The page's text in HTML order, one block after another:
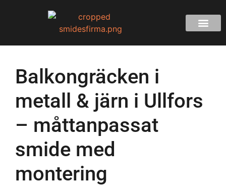
Balkongräcken i
metall & järn i Ullfors
– måttanpassat
smide med
montering